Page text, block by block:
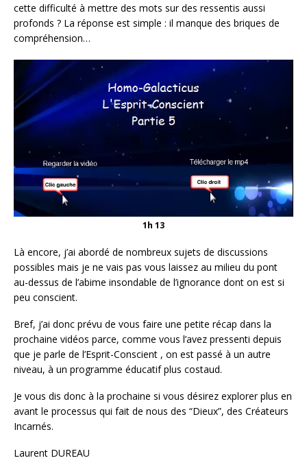
cette difficulté à mettre des mots sur des ressentis aussi
profonds ? La réponse est simple : il manque des briques de
compréhension…
1h 13
Là encore, j’ai abordé de nombreux sujets de discussions
possibles mais je ne vais pas vous laissez au milieu du pont
au-dessus de l’abime insondable de l’ignorance dont on est si
peu conscient.
Bref, j’ai donc prévu de vous faire une petite récap dans la
prochaine vidéos parce, comme vous l’avez pressenti depuis
que je parle de l’Esprit-Conscient , on est passé à un autre
niveau, à un programme éducatif plus costaud.
Je vous dis donc à la prochaine si vous désirez explorer plus en
avant le processus qui fait de nous des “Dieux”, des Créateurs
Incarnés.
Laurent DUREAU